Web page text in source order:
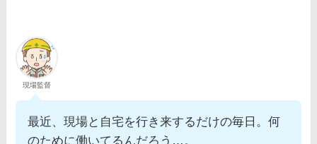
現場監督
最近、現場と自宅を行き来するだけの毎日。何
のために働いてるんだろう…。